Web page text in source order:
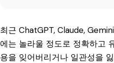
최근 ChatGPT, Claude,
에는 놀라울 정도로 정확하고
용을 잊어버리거나 일관성을